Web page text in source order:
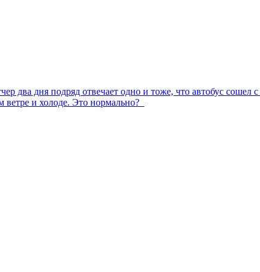
два дня подряд отвечает одно и тоже, что автобус
ветре и холоде. Это нормально?